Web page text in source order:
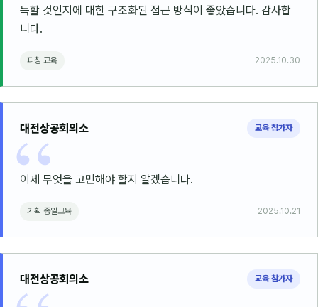
득할 것인지에 대한 구조화된 접근 방식이 좋았습니다. 감사합
니다.
피칭 교육 2025.10.30
대전상공회의소 교육 참가자
이제 무엇을 고민해야 할지 알겠습니다.
기획 종일교육 2025.10.21
대전상공회의소 교육 참가자